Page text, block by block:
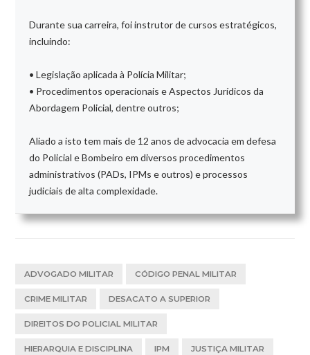
Durante sua carreira, foi instrutor de cursos estratégicos,
incluindo:
• Legislação aplicada à Polícia Militar;
• Procedimentos operacionais e Aspectos Jurídicos da
Abordagem Policial, dentre outros;
Aliado a isto tem mais de 12 anos de advocacia em defesa
do Policial e Bombeiro em diversos procedimentos
administrativos (PADs, IPMs e outros) e processos
judiciais de alta complexidade.
ADVOGADO MILITAR CÓDIGO PENAL MILITAR
CRIME MILITAR DESACATO A SUPERIOR
DIREITOS DO POLICIAL MILITAR
HIERARQUIA E DISCIPLINA IPM JUSTIÇA MILITAR